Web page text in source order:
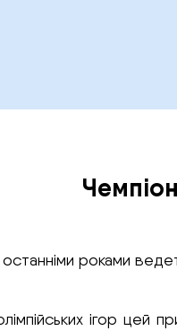
останніми роками
ігор цей